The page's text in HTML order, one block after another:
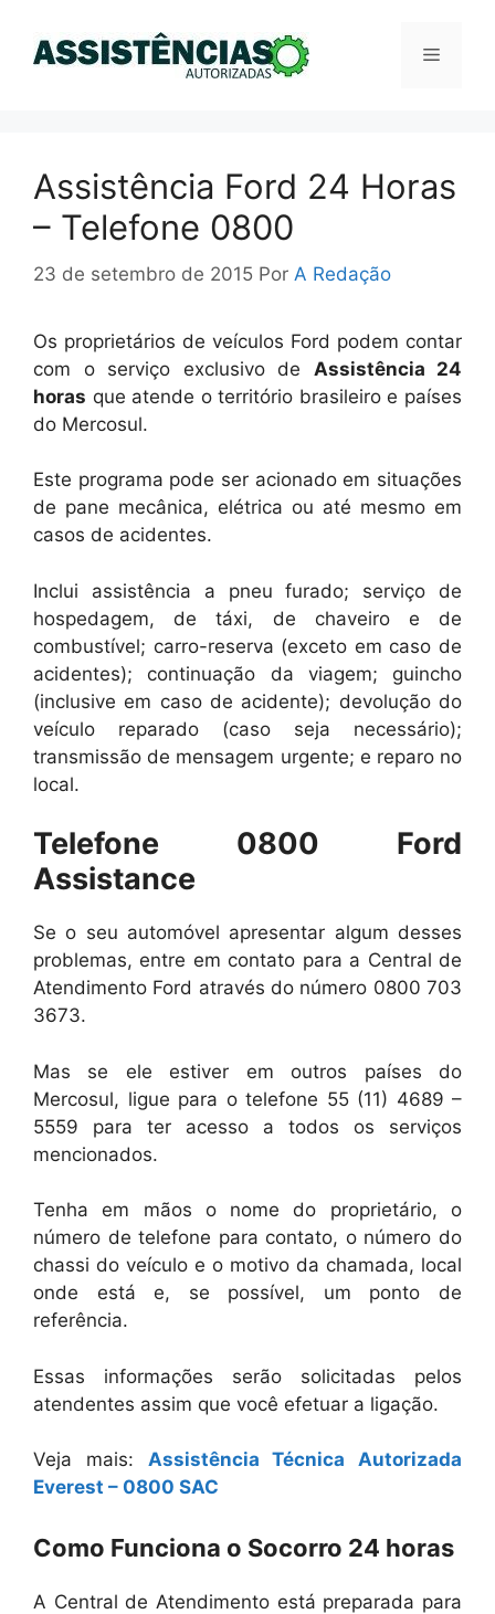
Menu
Assistência Ford 24 Horas
– Telefone 0800
23 de setembro de 2015 Por A Redação
Os proprietários de veículos Ford podem contar
com o serviço exclusivo de Assistência 24
horas que atende o território brasileiro e países
do Mercosul.
Este programa pode ser acionado em situações
de pane mecânica, elétrica ou até mesmo em
casos de acidentes.
Inclui assistência a pneu furado; serviço de
hospedagem, de táxi, de chaveiro e de
combustível; carro-reserva (exceto em caso de
acidentes); continuação da viagem; guincho
(inclusive em caso de acidente); devolução do
veículo reparado (caso seja necessário);
transmissão de mensagem urgente; e reparo no
local.
Telefone 0800 Ford
Assistance
Se o seu automóvel apresentar algum desses
problemas, entre em contato para a Central de
Atendimento Ford através do número 0800 703
3673.
Mas se ele estiver em outros países do
Mercosul, ligue para o telefone 55 (11) 4689 –
5559 para ter acesso a todos os serviços
mencionados.
Tenha em mãos o nome do proprietário, o
número de telefone para contato, o número do
chassi do veículo e o motivo da chamada, local
onde está e, se possível, um ponto de
referência.
Essas informações serão solicitadas pelos
atendentes assim que você efetuar a ligação.
Veja mais: Assistência Técnica Autorizada
Everest – 0800 SAC
Como Funciona o Socorro 24 horas
A Central de Atendimento está preparada para